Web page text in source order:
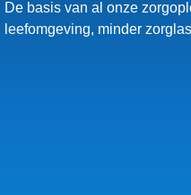
De basis van al onze
leefomgeving, minder